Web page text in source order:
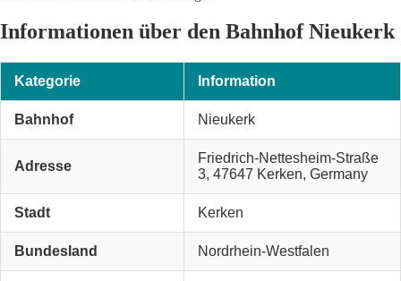
Informationen über den Bahnhof Nieukerk
Kategorie Information
Bahnhof Nieukerk
Adresse
Friedrich-Nettesheim-Straße
3, 47647 Kerken, Germany
Stadt Kerken
Bundesland Nordrhein-Westfalen